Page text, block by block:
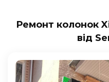
Ремонт колонок
від